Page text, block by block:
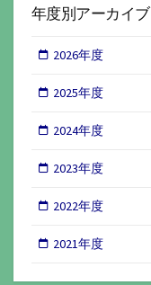
年度別アーカイブ
2026年度
2025年度
2024年度
2023年度
2022年度
2021年度